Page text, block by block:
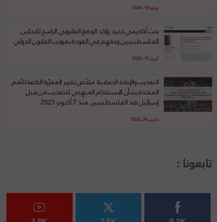
يوليو 18, 2026
بحث أكاديمي جديد يؤكد الوضع القانوني الراسخ للاجئين
الفلسطينيين وحقهم في العودة بموجب القانون الدولي
أبريل 15, 2026
التعذيب والإبادة الجماعية: ملخّص تقرير المقرّرة الخاصة للأمم
المتحدة بشأن الاستخدام المنهجي للتعذيب من قبل
إسرائيل ضد الفلسطينيين منذ 7 أكتوبر 2023
مارس 24, 2026
تابعونا :